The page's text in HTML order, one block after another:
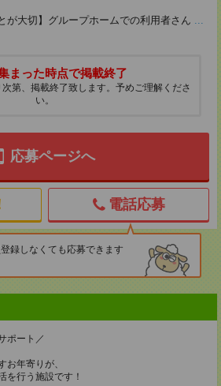
が大切】グループホームでの利用者さん ...
まった時点で掲載終了
第、掲載終了致します。予めご理解くださ
い。
応募ページへ
電話応募
録しなくても応募できます
ポート／
お年寄りが、
を行う施設です！